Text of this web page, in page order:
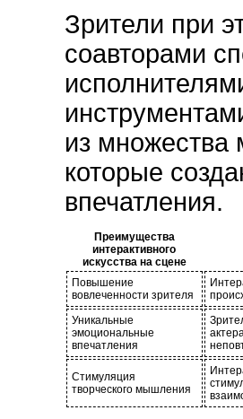
Зрители при
соавторами
из множества
которые
впечатления.
Преимущества
интерактивного
искусства на сцене
Повышение
вовлеченности зрителя
Уникальные
эмоциональные
впечатления
Стимуляция
творческого мышления